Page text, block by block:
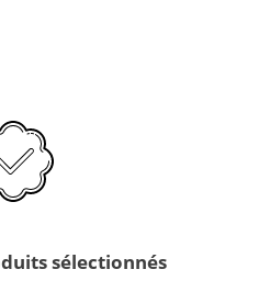
sélectionnés